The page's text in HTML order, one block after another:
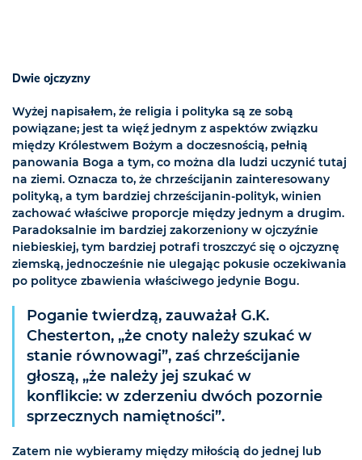
Dwie ojczyzny
Wyżej napisałem, że religia i polityka są ze sobą
powiązane; jest ta więź jednym z aspektów związku
między Królestwem Bożym a doczesnością, pełnią
panowania Boga a tym, co można dla ludzi uczynić tutaj
na ziemi. Oznacza to, że chrześcijanin zainteresowany
polityką, a tym bardziej chrześcijanin-polityk, winien
zachować właściwe proporcje między jednym a drugim.
Paradoksalnie im bardziej zakorzeniony w ojczyźnie
niebieskiej, tym bardziej potrafi troszczyć się o ojczyznę
ziemską, jednocześnie nie ulegając pokusie oczekiwania
po polityce zbawienia właściwego jedynie Bogu.
Poganie twierdzą, zauważał G.K.
Chesterton, „że cnoty należy szukać w
stanie równowagi”, zaś chrześcijanie
głoszą, „że należy jej szukać w
konflikcie: w zderzeniu dwóch pozornie
sprzecznych namiętności”.
Zatem nie wybieramy między miłością do jednej lub